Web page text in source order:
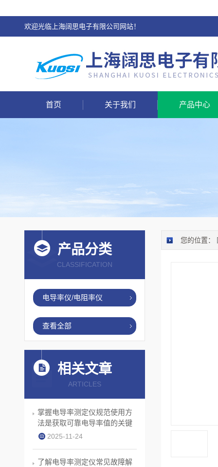
欢迎光临上海阔思电子有限公司网站！
首页 关于我们 产品中心
您的位置：
产品分类
CLASSIFICATION
电导率仪/电阻率仪
查看全部
相关文章
ARTICLES
掌握电导率测定仪规范使用方
法是获取可靠电导率值的关键
2025-11-24
了解电导率测定仪常见故障解